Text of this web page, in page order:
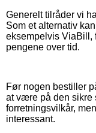
Generelt tilråder vi
Som et alternativ
eksempelvis ViaBill,
pengene over tid.
Før nogen bestiller
at være på den sikre
forretningsvilkår,
interessant.